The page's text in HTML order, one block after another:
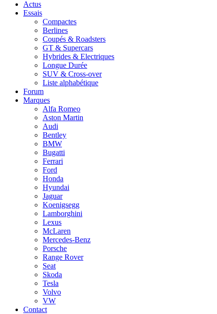
Actus
Essais
Compactes
Berlines
Coupés & Roadsters
GT & Supercars
Hybrides & Electriques
Longue Durée
SUV & Cross-over
Liste alphabétique
Forum
Marques​
Alfa Romeo
Aston Martin
Audi
Bentley
BMW
Bugatti
Ferrari
Ford
Honda
Hyundai
Jaguar
Koenigsegg
Lamborghini
Lexus
McLaren
Mercedes-Benz
Porsche
Range Rover
Seat
Skoda
Tesla
Volvo
VW
Contact